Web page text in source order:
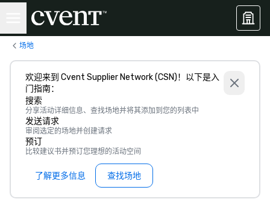
场地
欢迎来到 Cvent Supplier Network (CSN)！以下是入
门指南：
搜索
分享活动详细信息、查找场地并将其添加到您的列表中
发送请求
审阅选定的场地并创建请求
预订
比较建议书并预订您理想的活动空间
了解更多信息 查找场地